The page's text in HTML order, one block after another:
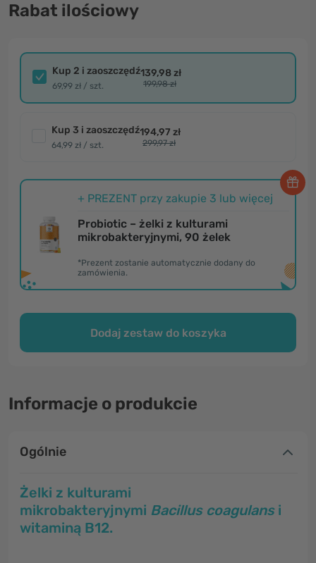
Rabat ilościowy
Kup 2 i zaoszczędź
69,99 zł / szt.
139,98 zł
199,98 zł
Kup 3 i zaoszczędź
64,99 zł / szt.
194,97 zł
299,97 zł
+ PREZENT przy zakupie 3 lub więcej
Probiotic – żelki z kulturami
mikrobakteryjnymi, 90 żelek
*Prezent zostanie automatycznie dodany do
zamówienia.
Dodaj zestaw do koszyka
Informacje o produkcie
Ogólnie
Żelki z kulturami
mikrobakteryjnymi Bacillus coagulansi
witaminą B12.